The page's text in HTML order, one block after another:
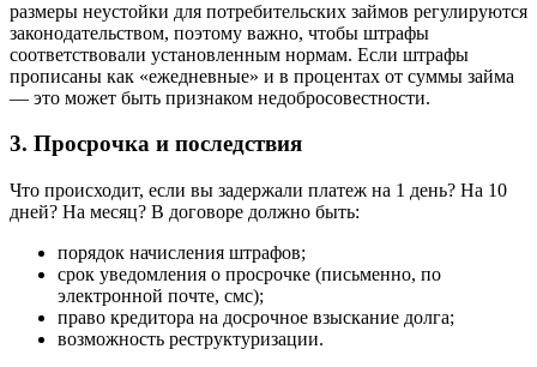
размеры неустойки для потребительских займов регулируются
законодательством, поэтому важно, чтобы штрафы
соответствовали установленным нормам. Если штрафы
прописаны как «ежедневные» и в процентах от суммы займа
— это может быть признаком недобросовестности.
3. Просрочка и последствия
Что происходит, если вы задержали платеж на 1 день? На 10
дней? На месяц? В договоре должно быть:
порядок начисления штрафов;
срок уведомления о просрочке (письменно, по
электронной почте, смс);
право кредитора на досрочное взыскание долга;
возможность реструктуризации.